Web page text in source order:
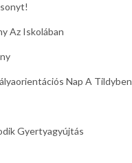
Az Iskolában
Nap A Tildyben
Gyertyagyújtás